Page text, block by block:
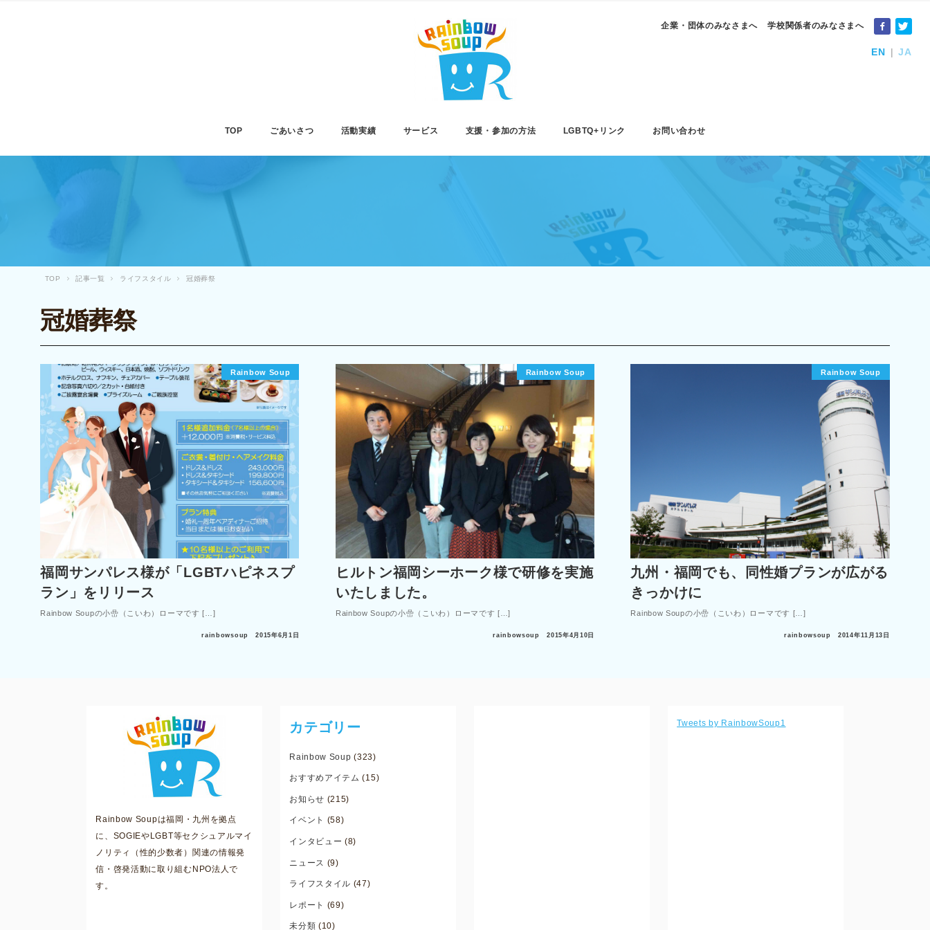
企業・団体のみなさまへ 学校関係者のみなさまへ
EN JA
TOP ごあいさつ 活動実績 サービス 支援・参加の方法 LGBTQ+リンク お問い合わせ
TOP 記事一覧 ライフスタイル 冠婚葬祭
冠婚葬祭
Rainbow Soup
福岡サンパレス様が「LGBTハピネスプ
ラン」をリリース
Rainbow Soupの小嵒（こいわ）ローマです […]
rainbowsoup 2015年6月1日
Rainbow Soup
ヒルトン福岡シーホーク様で研修を実施
いたしました。
Rainbow Soupの小嵒（こいわ）ローマです […]
rainbowsoup 2015年4月10日
Rainbow Soup
九州・福岡でも、同性婚プランが広がる
きっかけに
Rainbow Soupの小嵒（こいわ）ローマです […]
rainbowsoup 2014年11月13日
Rainbow Soupは福岡・九州を拠点
に、SOGIEやLGBT等セクシュアルマイ
ノリティ（性的少数者）関連の情報発
信・啓発活動に取り組むNPO法人で
す。
カテゴリー
Rainbow Soup (323)
おすすめアイテム (15)
お知らせ (215)
イベント (58)
インタビュー (8)
ニュース (9)
ライフスタイル (47)
レポート (69)
未分類 (10)
Tweets by RainbowSoup1